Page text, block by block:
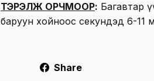
ТЭРЭЛЖ ОРЧМООР: Багавтар
баруун хойноос секундэд 6-11
Share